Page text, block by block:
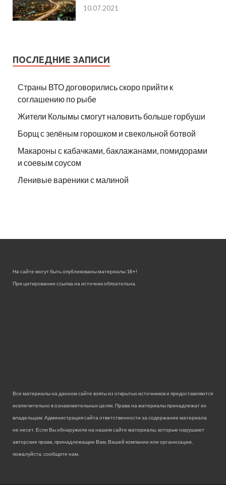
10.07.2021
ПОСЛЕДНИЕ ЗАПИСИ
Страны ВТО договорились скоро прийти к
соглашению по рыбе
Жители Колымы смогут наловить больше горбуши
Борщ с зелёным горошком и свекольной ботвой
Макароны с кабачками, баклажанами, помидорами
и соевым соусом
Ленивые вареники с малиной
На сайте могут быть опубликованы материалы 18+!
При цитировании ссылка на источник обязательна.
Все материалы на данном сайте взяты из открытых источников и предоставляются
исключительно в ознакомительных целях. Права на материалы принадлежат их
владельцам. Администрация сайта ответственности за содержание материала
не несет. Если Вы обнаружили на нашем сайте материалы, которые нарушают
авторские права, принадлежащие Вам, Вашей компании или организации,
пожалуйста, сообщите нам.